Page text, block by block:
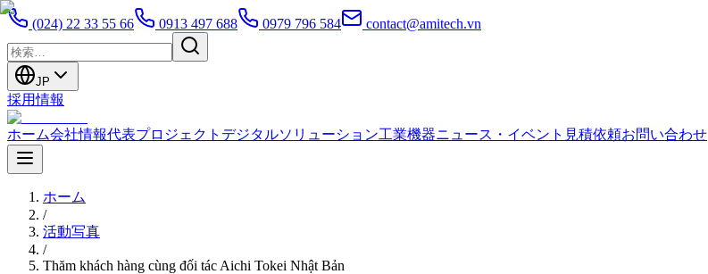
(024) 22 33 55 66 0913 497 688 0979 796 584 contact@amitech.vn
JP
採用情報
ホーム会社情報代表プロジェクト デジタルソリューション工業機器ニュース・イベント 見積依頼お問い合わせ
ホーム
/
活動写真
/
Thăm khách hàng cùng đối tác Aichi Tokei Nhật Bản